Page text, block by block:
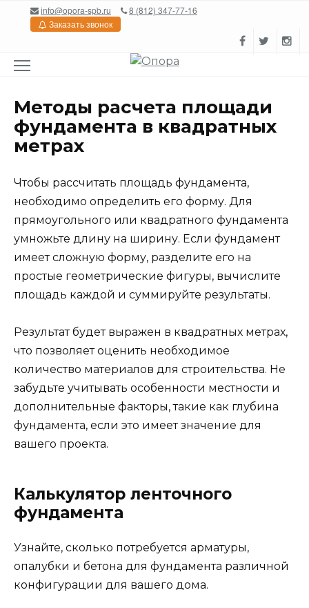
Перейтиinfo@opora-spb.ru
8 (812) 347-77-16
Заказать звонок
Методы расчета площади
фундамента в квадратных
метрах
Чтобы рассчитать площадь фундамента,
необходимо определить его форму. Для
прямоугольного или квадратного фундамента
умножьте длину на ширину. Если фундамент
имеет сложную форму, разделите его на
простые геометрические фигуры, вычислите
площадь каждой и суммируйте результаты.
Результат будет выражен в квадратных метрах,
что позволяет оценить необходимое
количество материалов для строительства. Не
забудьте учитывать особенности местности и
дополнительные факторы, такие как глубина
фундамента, если это имеет значение для
вашего проекта.
Калькулятор ленточного
фундамента
Узнайте, сколько потребуется арматуры,
опалубки и бетона для фундамента различной
конфигурации для вашего дома.